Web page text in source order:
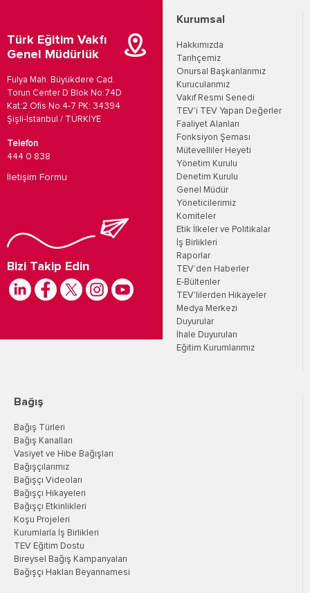
Türk Eğitim Vakfı
Genel Müdürlük
Fulya Mah. Büyükdere Cad.
Torun Center D Blok No:74D
Kat:2 Ofis No:4-7 PK: 34394
Şişli-İstanbul / TÜRKİYE
Telefon
444 0 838
İletişim Formu
Bizi Takip Edin
Kurumsal
Hakkımızda
Tarihçemiz
Onursal Başkanlarımız
Kurucularımız
Vakıf Resmi Senedi
TEV'i TEV Yapan Değerler
Faaliyet Alanları
Fonksiyon Şeması
Mütevelliler Heyeti
Yönetim Kurulu
Denetim Kurulu
Genel Müdür
Yöneticilerimiz
Komiteler
Etik İlkeler ve Politikalar
İş Birlikleri
Raporlar
TEV’den Haberler
E-Bültenler
TEV'lilerden Hikayeler
Medya Merkezi
Duyurular
İhale Duyuruları
Eğitim Kurumlarımız
Bağış
Bağış Türleri
Bağış Kanalları
Vasiyet ve Hibe Bağışları
Bağışçılarımız
Bağışçı Videoları
Bağışçı Hikayeleri
Bağışçı Etkinlikleri
Koşu Projeleri
Kurumlarla İş Birlikleri
TEV Eğitim Dostu
Bireysel Bağış Kampanyaları
Bağışçı Hakları Beyannamesi